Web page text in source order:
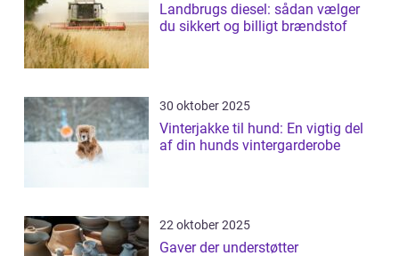
Landbrugs diesel: sådan vælger
du sikkert og billigt brændstof
30 oktober 2025
Vinterjakke til hund: En vigtig del
af din hunds vintergarderobe
22 oktober 2025
Gaver der understøtter